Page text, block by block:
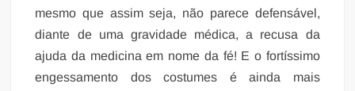
mesmo que assim seja, não parece defensável,
diante de uma gravidade médica, a recusa da
ajuda da medicina em nome da fé! E o fortíssimo
engessamento dos costumes é ainda mais